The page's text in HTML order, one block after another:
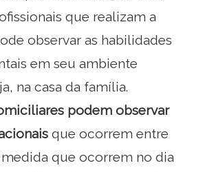
que realizam a
observar as habilidades
em seu ambiente
na casa da família.
podem observar
que ocorrem entre
medida que ocorrem no dia